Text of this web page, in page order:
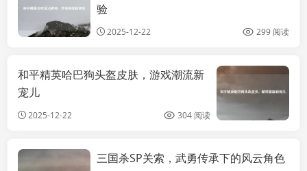
验
2025-12-22 299 阅读
和平精英哈巴狗头盔皮肤，游戏潮流新
宠儿
2025-12-22 304 阅读
热点讯息
三国杀SP关索，武勇传承下的风云角色